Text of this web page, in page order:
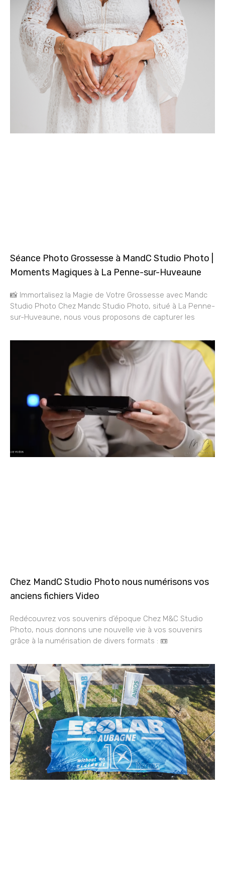
Séance Photo Grossesse à MandC Studio Photo |
Moments Magiques à La Penne-sur-Huveaune
📸 Immortalisez la Magie de Votre Grossesse avec Mandc
Studio Photo Chez Mandc Studio Photo, situé à La Penne-
sur-Huveaune, nous vous proposons de capturer les
Chez MandC Studio Photo nous numérisons vos
anciens fichiers Video
Redécouvrez vos souvenirs d’époque Chez M&C Studio
Photo, nous donnons une nouvelle vie à vos souvenirs
grâce à la numérisation de divers formats : 📼